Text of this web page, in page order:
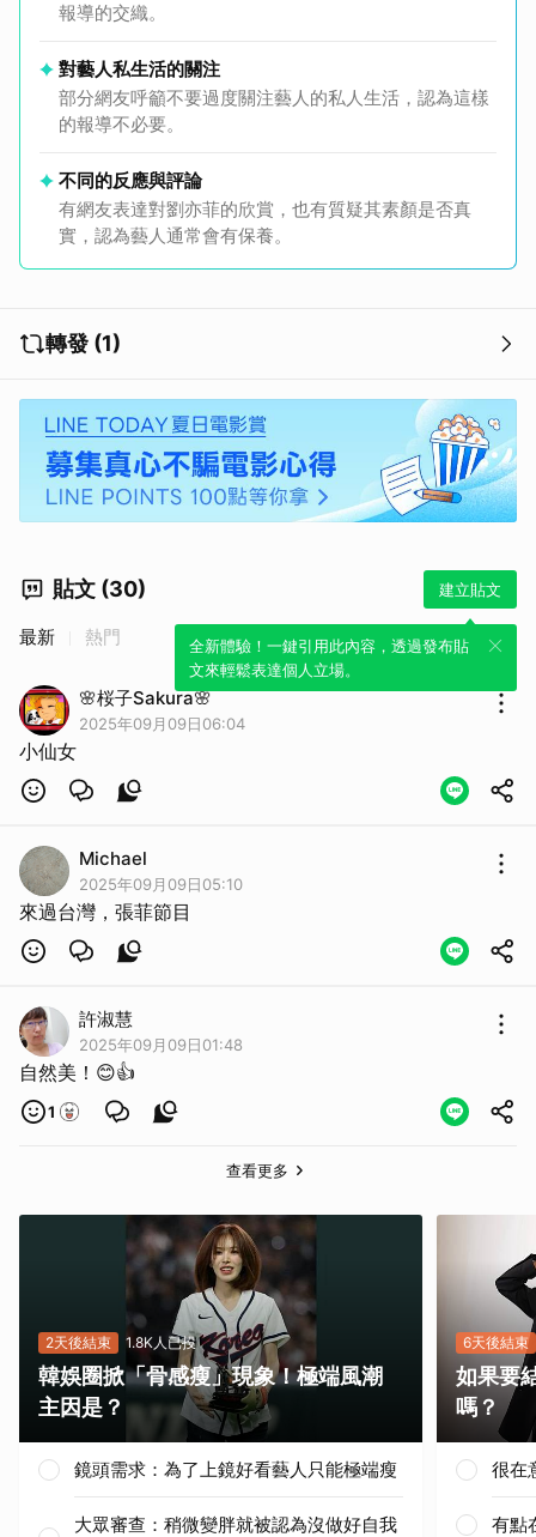
報導的交織。
對藝人私生活的關注
部分網友呼籲不要過度關注藝人的私人生活，認為這樣
的報導不必要。
不同的反應與評論
有網友表達對劉亦菲的欣賞，也有質疑其素顏是否真
實，認為藝人通常會有保養。
轉發 (1)
貼文 (30) 建立貼文
全新體驗！一鍵引用此內容，透過發布貼
文來輕鬆表達個人立場。
最新 熱門
🌸桜子Sakura🌸
2025年09月09日06:04
小仙女
Michael
2025年09月09日05:10
來過台灣，張菲節目
許淑慧
2025年09月09日01:48
自然美！😊👍
1
查看更多
2天後結束 1.8K人已投
韓娛圈掀「骨感瘦」現象！極端風潮
主因是？
鏡頭需求：為了上鏡好看藝人只能極端瘦
大眾審查：稍微變胖就被認為沒做好自我
6天後結束
如果要
嗎？
很在
有點
取消